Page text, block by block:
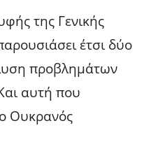
της Γενικής
έτσι δύο
προβλημάτων
αυτή που
Ουκρανός